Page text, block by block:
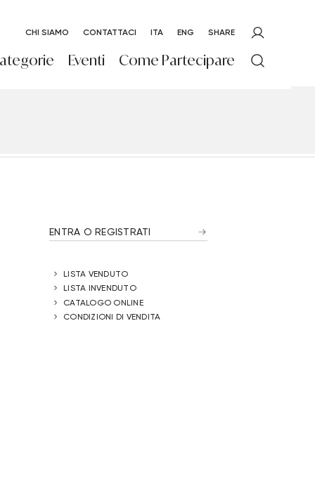
CHI SIAMO CONTATTACI ITA ENG SHARE
Eventi Come Partecipare
ENTRA O REGISTRATI
LISTA VENDUTO
LISTA INVENDUTO
CATALOGO ONLINE
CONDIZIONI DI VENDITA